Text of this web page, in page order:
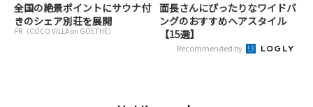
全国の絶景ポイントにサウナ付
きのシェア別荘を展開
PR（COCO VILLA on GOETHE）
面長さんにぴったりなワイドバ
ングのおすすめヘアスタイル
【15選】
Recommended by